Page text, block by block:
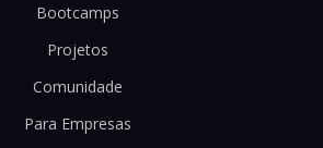
Bootcamps
Projetos
Comunidade
Para Empresas